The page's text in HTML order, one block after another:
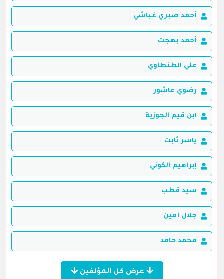
أحمد صبري غباشي
أحمد بهجت
علي الطنطاوي
رضوي عاشور
ابن قيم الجوزية
ياسر ثابت
إبراهيم الكوني
سيد قطب
جلال أمين
محمد حامد
عرض كل المؤلفين